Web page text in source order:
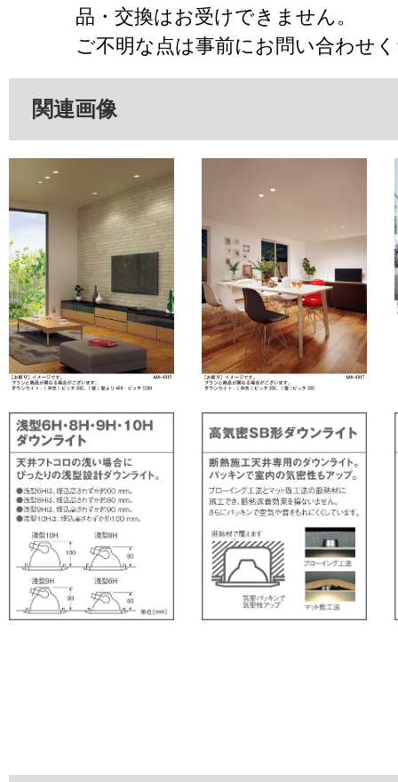
品・交換はお受けできません。
ご不明な点は事前にお問い合わせ
関連画像